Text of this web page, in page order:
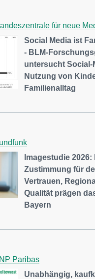
für neue
Social Media ist
- BLM-
untersucht Social-
Nutzung von
Familienalltag
Imagestudie 2026:
Zustimmung für
Vertrauen,
Qualität prägen
Bayern
Paribas
Unabhängig,